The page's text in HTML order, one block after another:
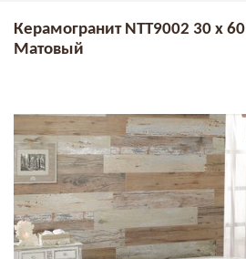
Керамогранит NTT9002 30 x 60
Матовый